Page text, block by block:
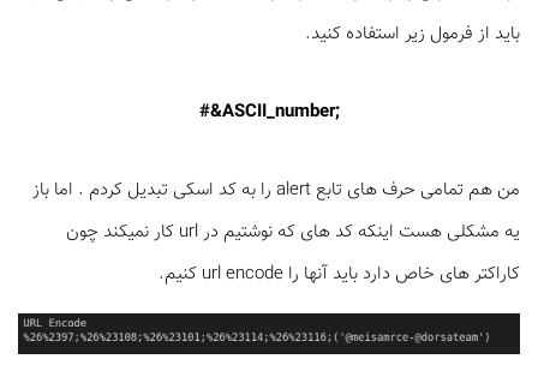
باید از فرمول زیر استفاده کنید.
#&ASCII_number;
من هم تمامی حرف های تابع alert را به کد اسکی تبدیل کردم . اما باز
یه مشکلی هست اینکه کد های که نوشتیم در url کار نمیکند چون
کاراکتر های خاص دارد باید آنها را url encode کنیم.